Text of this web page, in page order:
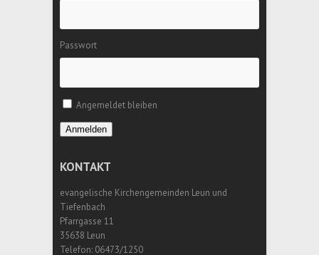
Passwort
Angemeldet bleiben
Anmelden
KONTAKT
evangelische Kirchengemeinden Leun und
Tiefenbach
Pfarrgasse 11
35638 Leun
Telefon: 06473/1250